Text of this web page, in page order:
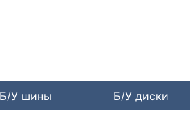
Б/У шины Б/У диски